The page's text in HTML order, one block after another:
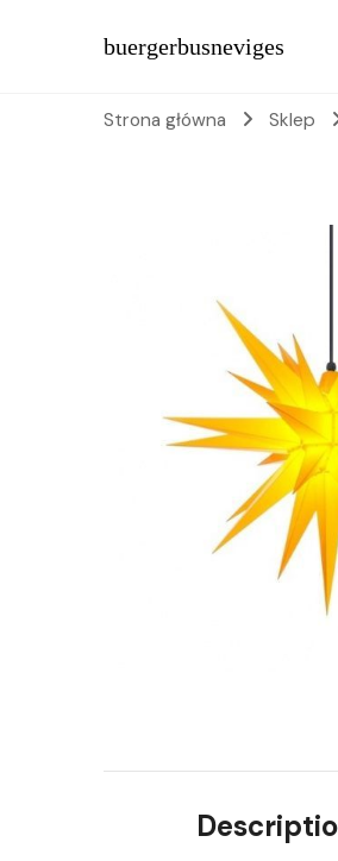
buergerbusneviges
Strona główna Sklep